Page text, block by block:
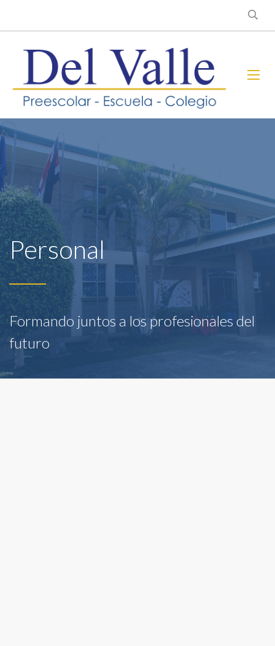
Personal
Formando juntos a los profesionales del
futuro